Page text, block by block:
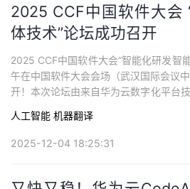
2025 CCF中国软件大会
体技术”论坛成功召开
2025 CCF中国软件大会“智能化研发智
午在中国软件大会会场（武汉国际会议
开！本次论坛由来自华为云数字化平台
业界知名专家天津大学陈俊洁教授、
授、中山大学王焱林助理教授、中国科
人工智能 机器翻译
2025-12-04 18:25:31